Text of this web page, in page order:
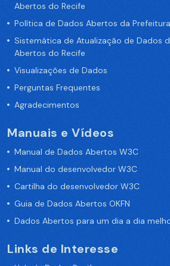
Abertos do Recife
Política de Dados Abertos da
Sistemática de Atualização de Dados
Abertos do Recife
Visualizações de Dados
Perguntas Frequentes
Agradecimentos
Manuais e Vídeos
Manual de Dados Abertos W3C
Manual do desenvolvedor W3C
Cartilha do desenvolvedor W3C
Guia de Dados Abertos OKFN
Dados Abertos para um dia a dia
Links de Interesse